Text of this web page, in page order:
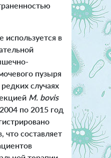
в
пузыря
случаях
M. bovis
по 2015 год
что составляет